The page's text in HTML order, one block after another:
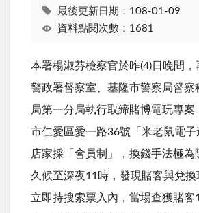
最後更新日期：108-01-09
資料點閱次數：1681
本署楊淑芬檢察官於昨(4)日晚間
警政署督察室、基隆市警察局督察
局第一分局執行取締賭博電玩專案
市仁愛區愛一路36號「米老鼠電
店家採「會員制」，換錢手法極為
久候至深夜11時，發現賭客與兌換
立即持搜索票入內，當場查獲賭客